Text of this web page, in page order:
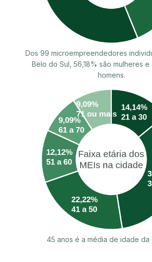
Dos 99 microempreendedores
Belo do Sul, 56,18% são mulheres
homens.
45 anos é a média de idade da